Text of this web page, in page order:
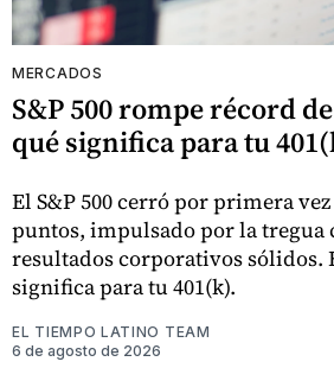
MERCADOS
S&P 500 rompe récord
qué significa para tu
El S&P 500 cerró por primera
puntos, impulsado por la tregua
resultados corporativos sólidos.
significa para tu 401(k).
EL TIEMPO LATINO TEAM
6 de agosto de 2026